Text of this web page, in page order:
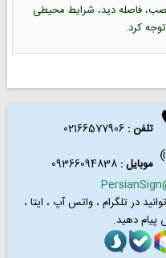
فاصله دید، شرایط محیطی
کرد.
تلفن:
02166577906
موبایل :
درتلگرام ، واتس آپ ، ایتا ،
پیام دهید.